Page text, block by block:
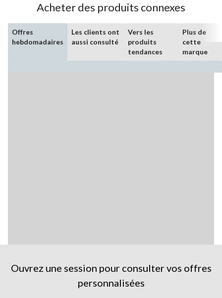
Acheter des produits connexes
Offres
hebdomadaires
Les clients ont
aussi consulté
Vers les
produits
tendances
Plus de
cette
marque
Ouvrez une session pour consulter vos offres
personnalisées